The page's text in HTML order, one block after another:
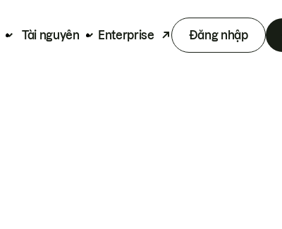
Tài nguyên Enterprise Đăng nhập